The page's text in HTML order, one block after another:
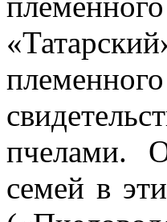
пчелами.
семей в